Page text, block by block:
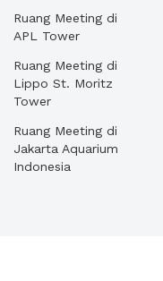
Ruang Meeting di
APL Tower
Ruang Meeting di
Lippo St. Moritz
Tower
Ruang Meeting di
Jakarta Aquarium
Indonesia